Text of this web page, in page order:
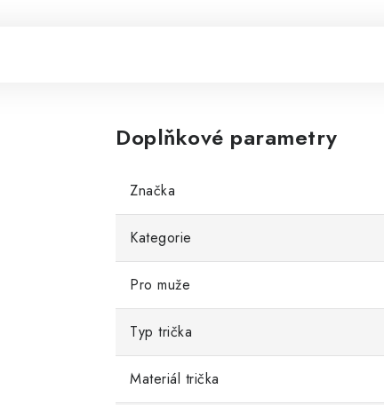
Doplňkové parametry
Značka
Kategorie
Pro muže
Typ trička
Materiál trička